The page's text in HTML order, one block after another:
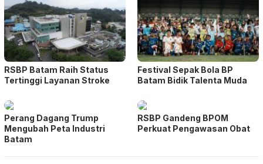
RSBP Batam Raih Status
Tertinggi Layanan Stroke
Festival Sepak Bola BP
Batam Bidik Talenta Muda
Perang Dagang Trump
Mengubah Peta Industri
Batam
RSBP Gandeng BPOM
Perkuat Pengawasan Obat